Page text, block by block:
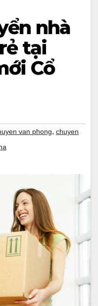
nhà
tại
Cổ
van phong, chuyen